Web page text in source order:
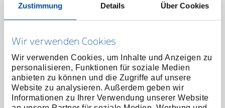
Zustimmung Details Über Cookies
Wir verwenden Cookies
Wir verwenden Cookies, um Inhalte und Anzeigen zu
personalisieren, Funktionen für soziale Medien
anbieten zu können und die Zugriffe auf unsere
Website zu analysieren. Außerdem geben wir
Informationen zu Ihrer Verwendung unserer Website